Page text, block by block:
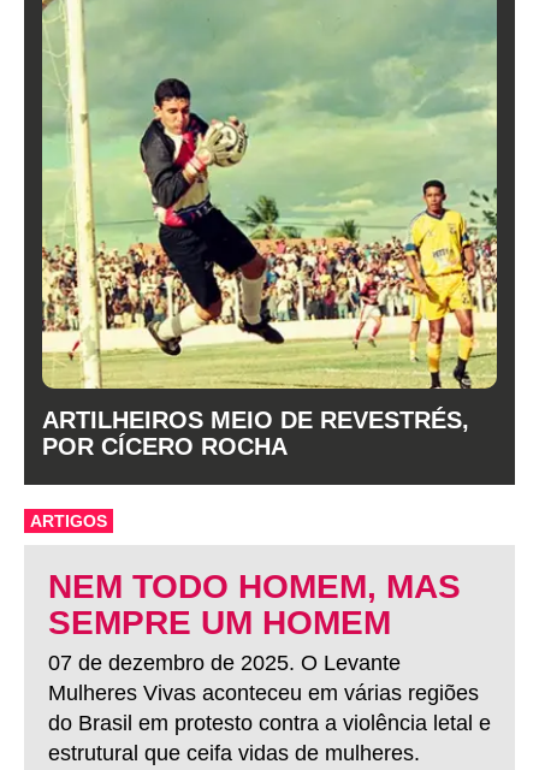
ARTILHEIROS MEIO DE REVESTRÉS,
POR CÍCERO ROCHA
ARTIGOS
NEM TODO HOMEM, MAS
SEMPRE UM HOMEM
07 de dezembro de 2025. O Levante
Mulheres Vivas aconteceu em várias regiões
do Brasil em protesto contra a violência letal e
estrutural que ceifa vidas de mulheres.